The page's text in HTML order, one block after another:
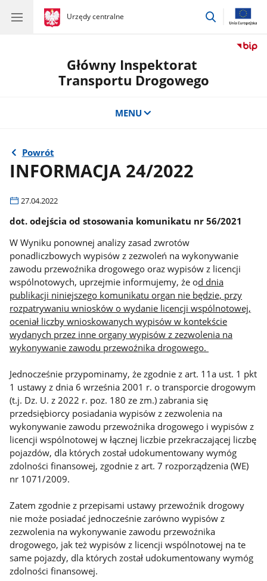
gov.pl
Urzędy centralne
gov.pl
Urzędy
przejdź
Główny Inspektorat
Transportu Drogowego
MENU
Powrót
INFORMACJA 24/2022
27.04.2022
dot. odejścia od stosowania komunikatu nr 56/2021
W Wyniku ponownej analizy zasad zwrotów
ponadliczbowych wypisów z zezwoleń na wykonywanie
zawodu przewoźnika drogowego oraz wypisów z licencji
wspólnotowych, uprzejmie informujemy, że od dnia
publikacji niniejszego komunikatu organ nie będzie, przy
rozpatrywaniu wniosków o wydanie licencji wspólnotowej,
oceniał liczby wnioskowanych wypisów w kontekście
wydanych przez inne organy wypisów z zezwolenia na
wykonywanie zawodu przewoźnika drogowego.
Jednocześnie przypominamy, że zgodnie z art. 11a ust. 1 pkt
1 ustawy z dnia 6 września 2001 r. o transporcie drogowym
(t.j. Dz. U. z 2022 r. poz. 180 ze zm.) zabrania się
przedsiębiorcy posiadania wypisów z zezwolenia na
wykonywanie zawodu przewoźnika drogowego i wypisów z
licencji wspólnotowej w łącznej liczbie przekraczającej liczbę
pojazdów, dla których został udokumentowany wymóg
zdolności finansowej, zgodnie z art. 7 rozporządzenia (WE)
nr 1071/2009.
Zatem zgodnie z przepisami ustawy przewoźnik drogowy
nie może posiadać jednocześnie zarówno wypisów z
zezwolenia na wykonywanie zawodu przewoźnika
drogowego, jak też wypisów z licencji wspólnotowej na te
same pojazdy, dla których został udokumentowany wymóg
zdolności finansowej.